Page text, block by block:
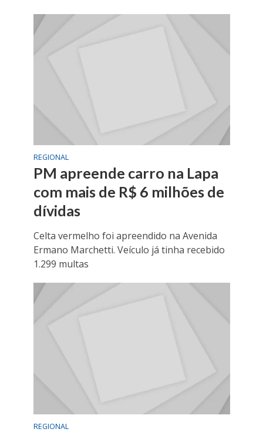
REGIONAL
PM apreende carro na Lapa
com mais de R$ 6 milhões de
dívidas
Celta vermelho foi apreendido na Avenida
Ermano Marchetti. Veículo já tinha recebido
1.299 multas
REGIONAL